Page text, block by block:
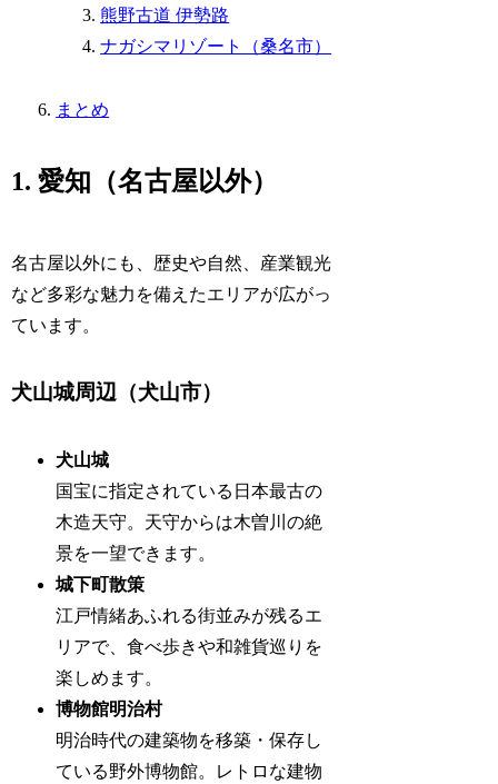
熊野古道 伊勢路
ナガシマリゾート（桑名市）
まとめ
1. 愛知（名古屋以外）
名古屋以外にも、歴史や自然、産業観光
など多彩な魅力を備えたエリアが広がっ
ています。
犬山城周辺（犬山市）
犬山城
国宝に指定されている日本最古の
木造天守。天守からは木曽川の絶
景を一望できます。
城下町散策
江戸情緒あふれる街並みが残るエ
リアで、食べ歩きや和雑貨巡りを
楽しめます。
博物館明治村
明治時代の建築物を移築・保存し
ている野外博物館。レトロな建物